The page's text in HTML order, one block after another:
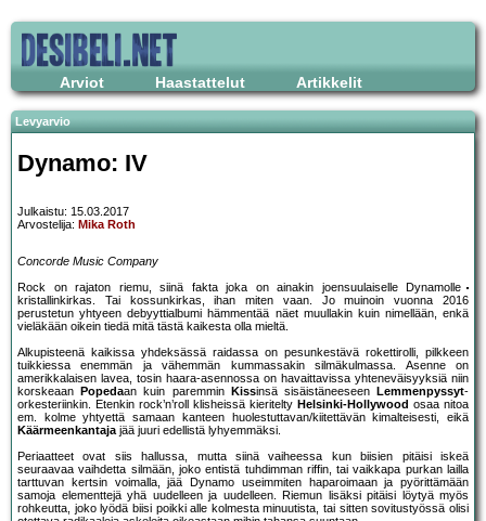
Arviot Haastattelut Artikkelit
Levyarvio
Dynamo: IV
Julkaistu: 15.03.2017
Arvostelija: Mika Roth
Concorde Music Company
Rock on rajaton riemu, siinä fakta joka on ainakin joensuulaiselle Dynamolle
kristallinkirkas. Tai kossunkirkas, ihan miten vaan. Jo muinoin vuonna 2016
perustetun yhtyeen debyyttialbumi hämmentää näet muullakin kuin nimellään, enkä
vieläkään oikein tiedä mitä tästä kaikesta olla mieltä.
Alkupisteenä kaikissa yhdeksässä raidassa on pesunkestävä rokettirolli, pilkkeen
tuikkiessa enemmän ja vähemmän kummassakin silmäkulmassa. Asenne on
amerikkalaisen lavea, tosin haara-asennossa on havaittavissa yhteneväisyyksiä niin
korskeaan
Popedaan kuin paremmin Kissinsä sisäistäneeseen Lemmenpyssyt-
orkesteriinkin. Etenkin rock’n’roll klisheissä kieritelty Helsinki-Hollywood osaa nitoa
em. kolme yhtyettä samaan kanteen huolestuttavan/kiitettävän kimalteisesti, eikä
Käärmeenkantajajää juuri edellistä lyhyemmäksi.
Periaatteet ovat siis hallussa, mutta siinä vaiheessa kun biisien pitäisi iskeä
seuraavaa vaihdetta silmään, joko entistä tuhdimman riffin, tai vaikkapa purkan lailla
tarttuvan kertsin voimalla, jää Dynamo useimmiten haparoimaan ja pyörittämään
samoja elementtejä yhä uudelleen ja uudelleen. Riemun lisäksi pitäisi löytyä myös
rohkeutta, joko lyödä biisi poikki alle kolmesta minuutista, tai sitten sovitustyössä olisi